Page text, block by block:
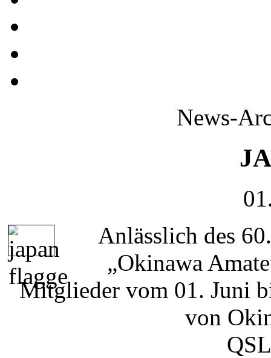
News-
Anlässlich des
„Okinawa
Mitglieder vom 01. Juni
von